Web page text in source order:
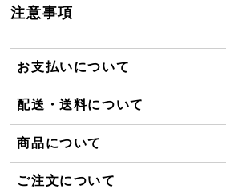
注意事項
お支払いについて
配送・送料について
商品について
ご注文について